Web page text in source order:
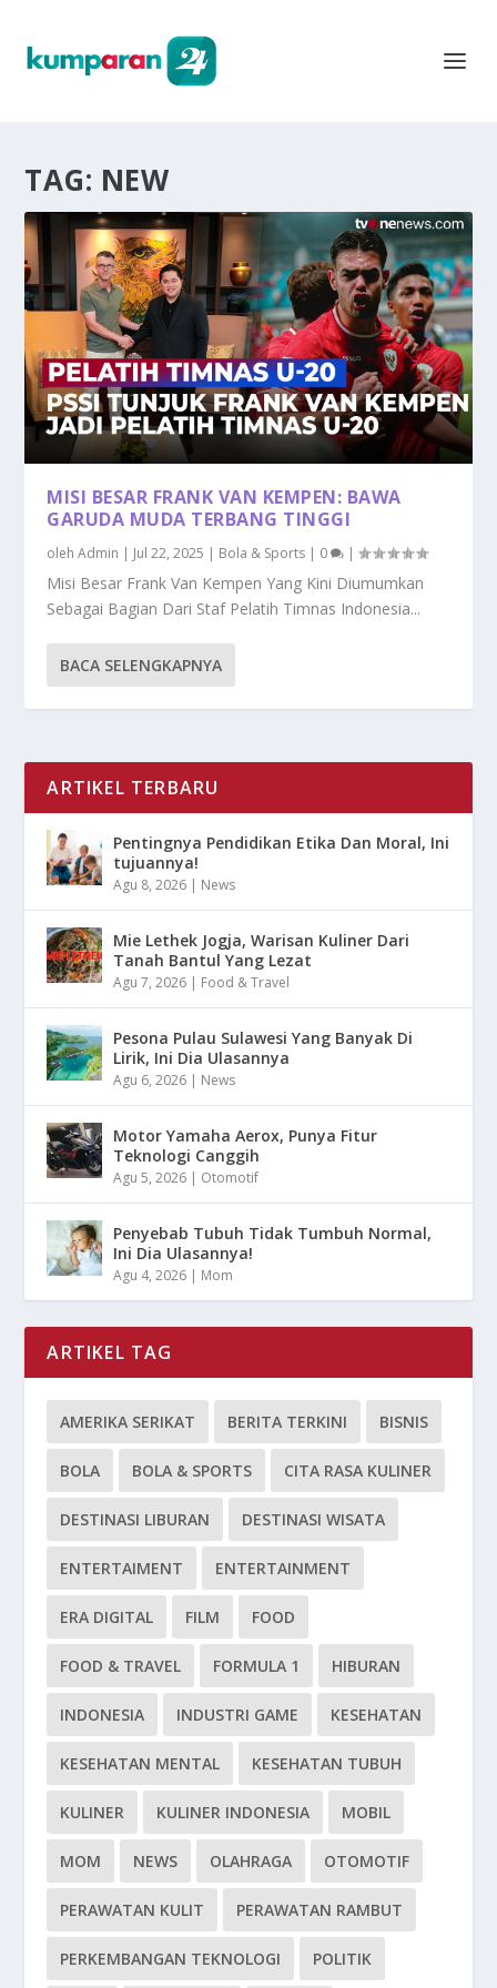
TAG: NEW
MISI BESAR FRANK VAN KEMPEN: BAWA
GARUDA MUDA TERBANG TINGGI
olehAdmin | Jul 22, 2025 | Bola & Sports | 0 |
Misi Besar Frank Van Kempen Yang Kini Diumumkan
Sebagai Bagian Dari Staf Pelatih Timnas Indonesia...
BACA SELENGKAPNYA
ARTIKEL TERBARU
Pentingnya Pendidikan Etika Dan Moral, Ini
tujuannya!
Agu 8, 2026 | News
Mie Lethek Jogja, Warisan Kuliner Dari
Tanah Bantul Yang Lezat
Agu 7, 2026 | Food & Travel
Pesona Pulau Sulawesi Yang Banyak Di
Lirik, Ini Dia Ulasannya
Agu 6, 2026 | News
Motor Yamaha Aerox, Punya Fitur
Teknologi Canggih
Agu 5, 2026 | Otomotif
Penyebab Tubuh Tidak Tumbuh Normal,
Ini Dia Ulasannya!
Agu 4, 2026 | Mom
ARTIKEL TAG
AMERIKA SERIKAT BERITA TERKINI BISNIS
BOLA BOLA & SPORTS CITA RASA KULINER
DESTINASI LIBURAN DESTINASI WISATA
ENTERTAIMENT ENTERTAINMENT
ERA DIGITAL FILM FOOD
FOOD & TRAVEL FORMULA 1 HIBURAN
INDONESIA INDUSTRI GAME KESEHATAN
KESEHATAN MENTAL KESEHATAN TUBUH
KULINER KULINER INDONESIA MOBIL
MOM NEWS OLAHRAGA OTOMOTIF
PERAWATAN KULIT PERAWATAN RAMBUT
PERKEMBANGAN TEKNOLOGI POLITIK